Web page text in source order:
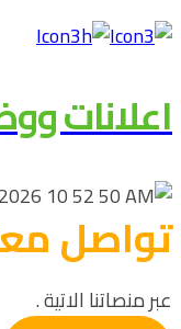
اعلانات
تواصل
عبر منصاتنا الاتية .